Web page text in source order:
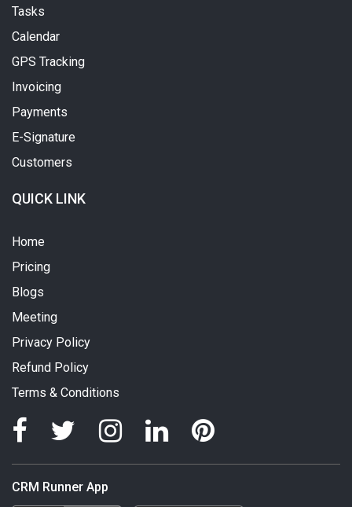
Tasks
Calendar
GPS Tracking
Invoicing
Payments
E-Signature
Customers
QUICK LINK
Home
Pricing
Blogs
Meeting
Privacy Policy
Refund Policy
Terms & Conditions
CRM Runner App